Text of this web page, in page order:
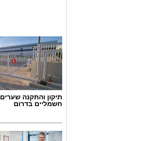
תיקון והתקנה שערים
חשמליים בדרום